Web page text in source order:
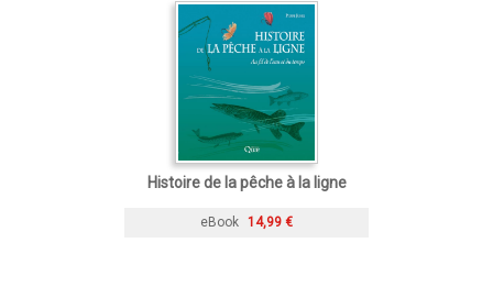
Histoire de la pêche à la ligne
eBook 14,99 €